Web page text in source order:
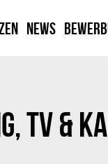
News
TV &